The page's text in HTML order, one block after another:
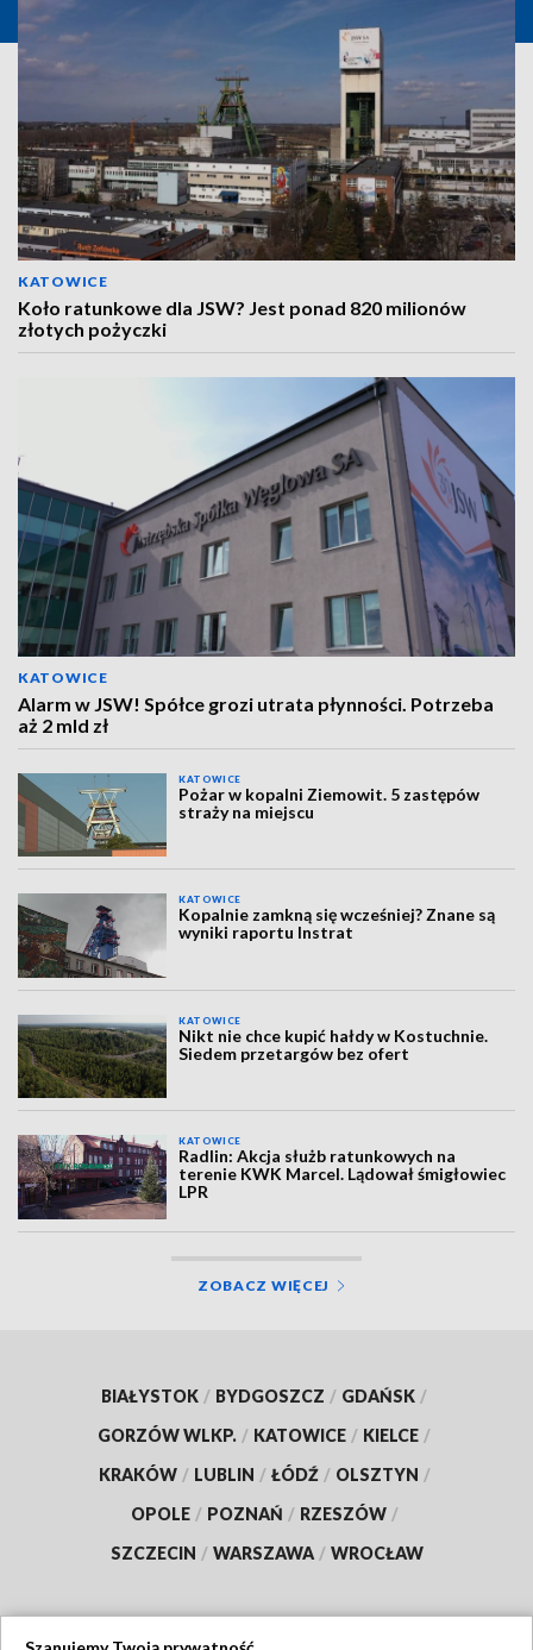
KATOWICE
Koło ratunkowe dla JSW? Jest ponad 820 milionów
złotych pożyczki
KATOWICE
Alarm w JSW! Spółce grozi utrata płynności. Potrzeba
aż 2 mld zł
KATOWICE
Pożar w kopalni Ziemowit. 5 zastępów
straży na miejscu
KATOWICE
Kopalnie zamkną się wcześniej? Znane są
wyniki raportu Instrat
KATOWICE
Nikt nie chce kupić hałdy w Kostuchnie.
Siedem przetargów bez ofert
KATOWICE
Radlin: Akcja służb ratunkowych na
terenie KWK Marcel. Lądował śmigłowiec
LPR
ZOBACZ WIĘCEJ
BIAŁYSTOK / BYDGOSZCZ / GDAŃSK /
GORZÓW WLKP. / KATOWICE / KIELCE /
KRAKÓW / LUBLIN / ŁÓDŹ / OLSZTYN /
OPOLE / POZNAŃ / RZESZÓW /
SZCZECIN / WARSZAWA / WROCŁAW